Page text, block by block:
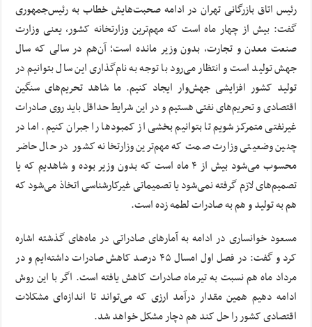
رئیس اتاق بازرگانی تهران در ادامه صحبت‌هایش خطاب به رئیس‌جمهوری
گفت: بیش از چهار ماه است که مهم‌ترین وزارتخانه کشور، یعنی وزارت
صنعت معدن و تجارت، بدون وزیر مانده است؛ آن‌هم در سالی که سال
جهش تولید است و انتظار می‌رود با توجه به نام‌گذاری این سال بتوانیم در
تولید کشور افزایشی جهش‌وار ایجاد کنیم. ما شاهد تحریم‌های سنگین
اقتصادی و تحریم‌های نفتی هستیم و در این شرایط حداقل باید روی صادرات
غیرنفتی متمرکز شویم تا بتوانیم بخشی از کمبودها را جبران کنیم. اما در
چنین وضعیتی وزارت صمت که مهم‌ترین وزارتخانه کشور در حال حاضر
محسوب می‌شود بیش از ۴ ماه است که بدون وزیر بوده و شاهدیم که یا
تصمیم‌های لازم گرفته نمی‌شود یا تصمیماتی غیرکارشناسی اتخاذ می‌شود که
هم به تولید و هم به صادرات لطمه زده است.
مسعود خوانساری در ادامه به آمارهای صادراتی در ماه‌های گذشته اشاره
کرد و گفت: در فصل اول امسال ۴۵ درصد کاهش صادرات داشته‌ایم و در
مرداد ماه هم نسبت به تیرماه صادرات کاهش یافته‌ است. اگر با این روش
ادامه دهیم همین مقدار درآمد ارزی که می‌تواند تا اندازه‌ای مشکلات
اقتصادی کشور را حل کند هم دچار مشکل خواهد شد.